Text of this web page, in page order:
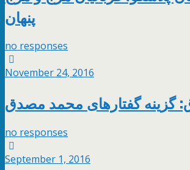
پنهان
no responses
November 24, 2016
گزینه گفتارهای محمد مصدق
no responses
September 1, 2016